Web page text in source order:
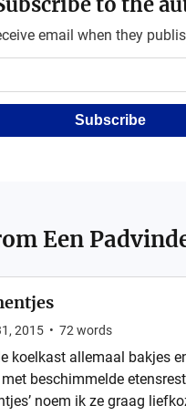
email when they
Subscribe
Een
2015 • 72 words
koelkast allemaal bakjes
beschimmelde
noem ik ze graag